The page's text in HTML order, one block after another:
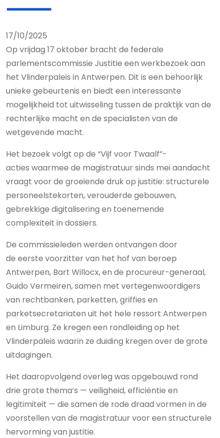
17/10/2025
Op vrijdag 17 oktober bracht de federale
parlementscommissie Justitie een werkbezoek aan
het Vlinderpaleis in Antwerpen. Dit is een behoorlijk
unieke gebeurtenis en biedt een interessante
mogelijkheid tot uitwisseling tussen de praktijk van de
rechterlijke macht en de specialisten van de
wetgevende macht.
Het bezoek volgt op de “Vijf voor Twaalf”-
acties waarmee de magistratuur sinds mei aandacht
vraagt voor de groeiende druk op justitie: structurele
personeelstekorten, verouderde gebouwen,
gebrekkige digitalisering en toenemende
complexiteit in dossiers.
De commissieleden werden ontvangen door
de eerste voorzitter van het hof van beroep
Antwerpen, Bart Willocx, en de procureur-generaal,
Guido Vermeiren, samen met vertegenwoordigers
van rechtbanken, parketten, griffies en
parketsecretariaten uit het hele ressort Antwerpen
en Limburg. Ze kregen een rondleiding op het
Vlinderpaleis waarin ze duiding kregen over de grote
uitdagingen.
Het daaropvolgend overleg was opgebouwd rond
drie grote thema’s — veiligheid, efficiëntie en
legitimiteit — die samen de rode draad vormen in de
voorstellen van de magistratuur voor een structurele
hervorming van justitie.